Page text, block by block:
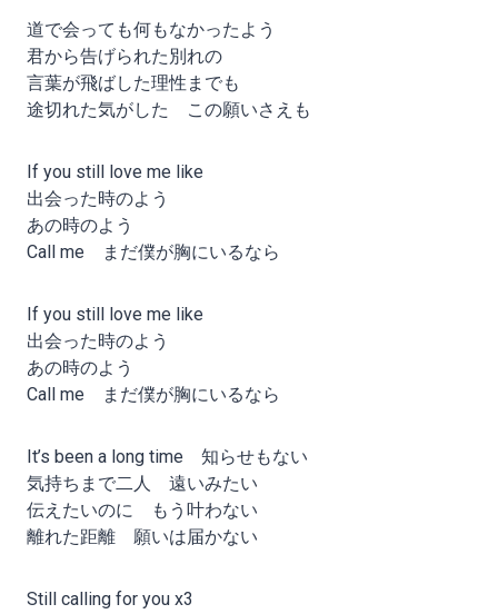
道で会っても何もなかったよう
君から告げられた別れの
言葉が飛ばした理性までも
途切れた気がした この願いさえも
If you still love me like
出会った時のよう
あの時のよう
Call me まだ僕が胸にいるなら
If you still love me like
出会った時のよう
あの時のよう
Call me まだ僕が胸にいるなら
It’s been a long time 知らせもない
気持ちまで二人 遠いみたい
伝えたいのに もう叶わない
離れた距離 願いは届かない
Still calling for you x3